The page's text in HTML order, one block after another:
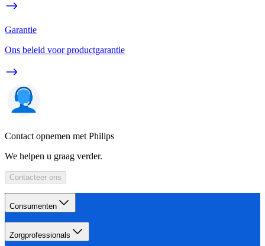
Garantie
Ons beleid voor productgarantie
Contact opnemen met Philips
We helpen u graag verder.
Contacteer ons
Consumenten
Zorgprofessionals